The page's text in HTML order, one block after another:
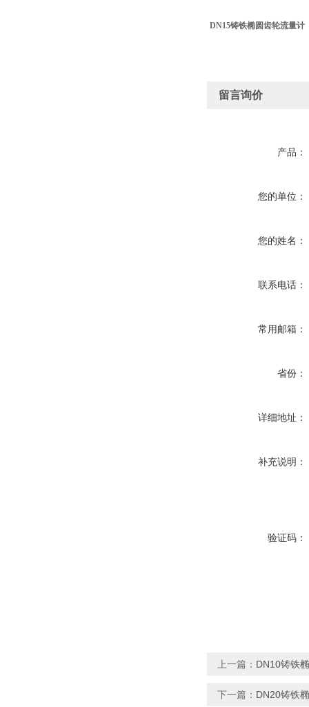
DN15铸铁椭圆齿轮流量计
留言询价
产品：
您的单位：
您的姓名：
联系电话：
常用邮箱：
省份：
详细地址：
补充说明：
验证码：
上一篇： DN10铸铁
下一篇： DN20铸铁